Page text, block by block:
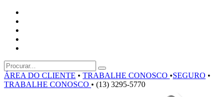
ÁREA DO CLIENTE • TRABALHE CONOSCO •SEGURO •
TRABALHE CONOSCO • (13) 3295-5770